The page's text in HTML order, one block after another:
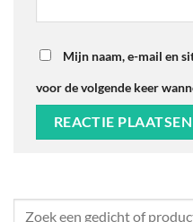
Mijn naam, e-mail en
voor de volgende keer